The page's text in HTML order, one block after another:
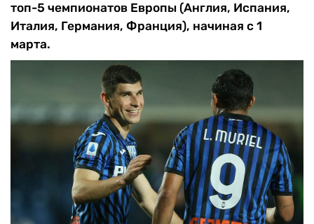
топ-5 чемпионатов Европы (Англия, Испания,
Италия, Германия, Франция), начиная с 1
марта.